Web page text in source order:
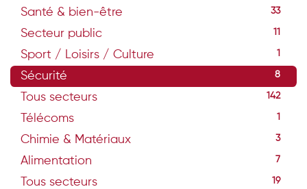
Santé & bien-être 33
Secteur public 11
Sport / Loisirs / Culture 1
Sécurité 8
Tous secteurs 142
Télécoms 1
Chimie & Matériaux 3
Alimentation 7
Tous secteurs 19